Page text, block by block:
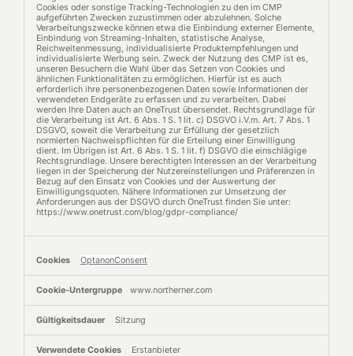
Cookies oder sonstige Tracking-Technologien zu den im CMP
aufgeführten Zwecken zuzustimmen oder abzulehnen. Solche
Verarbeitungszwecke können etwa die Einbindung externer Elemente,
Einbindung von Streaming-Inhalten, statistische Analyse,
Reichweitenmessung, individualisierte Produktempfehlungen und
individualisierte Werbung sein. Zweck der Nutzung des CMP ist es,
unseren Besuchern die Wahl über das Setzen von Cookies und
ähnlichen Funktionalitäten zu ermöglichen. Hierfür ist es auch
erforderlich ihre personenbezogenen Daten sowie Informationen der
verwendeten Endgeräte zu erfassen und zu verarbeiten. Dabei
werden Ihre Daten auch an OneTrust übersendet. Rechtsgrundlage für
die Verarbeitung ist Art. 6 Abs. 1 S. 1 lit. c) DSGVO i.V.m. Art. 7 Abs. 1
DSGVO, soweit die Verarbeitung zur Erfüllung der gesetzlich
normierten Nachweispflichten für die Erteilung einer Einwilligung
dient. Im Übrigen ist Art. 6 Abs. 1 S. 1 lit. f) DSGVO die einschlägige
Rechtsgrundlage. Unsere berechtigten Interessen an der Verarbeitung
liegen in der Speicherung der Nutzereinstellungen und Präferenzen in
Bezug auf den Einsatz von Cookies und der Auswertung der
Einwilligungsquoten. Nähere Informationen zur Umsetzung der
Anforderungen aus der DSGVO durch OneTrust finden Sie unter:
https://www.onetrust.com/blog/gdpr-compliance/
OptanonConsent
www.northerner.com
Sitzung
Erstanbieter